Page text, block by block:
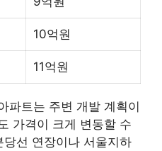
10억원
11억원
파트는 주변 개발 계획이
가격이 크게 변동할 수
선 연장이나 서울지하